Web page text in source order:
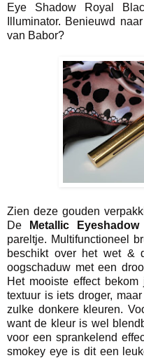
Eye Shadow Royal
Illuminator. Benieuwd
van Babor?
Zien deze gouden
De
Metallic
pareltje. Multifunctioneel
beschikt over het wet &
oogschaduw met een
Het mooiste effect
textuur is iets droger,
zulke donkere kleuren.
want de kleur is wel
voor een sprankelend
smokey eye is dit een